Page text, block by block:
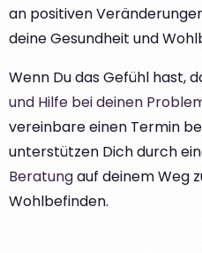
an positiven
deine Gesundheit und
Wenn Du das Gefühl hast,
und Hilfe bei deinen
vereinbare einen Termin
unterstützen Dich durch
Beratungauf deinem Weg
Wohlbefinden.